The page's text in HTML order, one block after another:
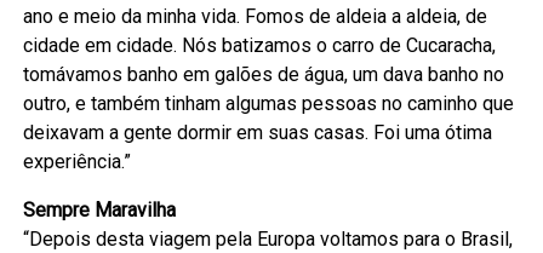
ano e meio da minha vida. Fomos de aldeia a aldeia, de
cidade em cidade. Nós batizamos o carro de Cucaracha,
tomávamos banho em galões de água, um dava banho no
outro, e também tinham algumas pessoas no caminho que
deixavam a gente dormir em suas casas. Foi uma ótima
experiência.”
Sempre Maravilha
“Depois desta viagem pela Europa voltamos para o Brasil,